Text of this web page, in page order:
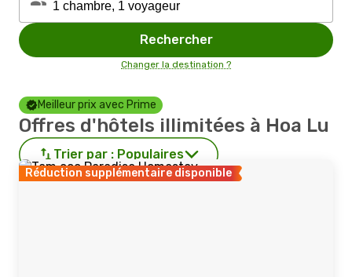
Rechercher
Changer la destination ?
Meilleur prix avec Prime
Offres d'hôtels illimitées à Hoa Lu
Trier par : Populaires
Réduction supplémentaire disponible